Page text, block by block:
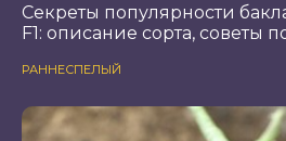
Секреты популярности
F1: описание сорта, советы
РАННЕСПЕЛЫЙ